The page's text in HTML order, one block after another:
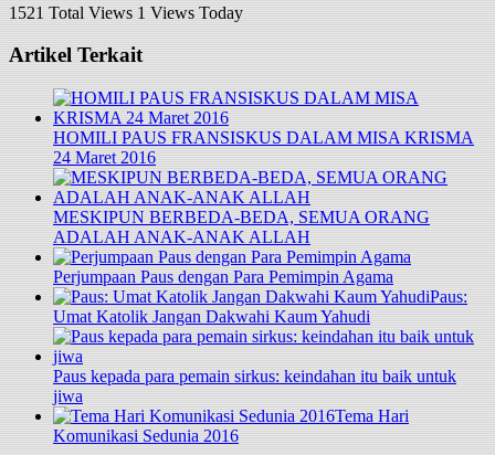
1521 Total Views 1 Views Today
Artikel Terkait
HOMILI PAUS FRANSISKUS DALAM MISA KRISMA
24 Maret 2016
MESKIPUN BERBEDA-BEDA, SEMUA ORANG
ADALAH ANAK-ANAK ALLAH
Perjumpaan Paus dengan Para Pemimpin Agama
Paus:
Umat Katolik Jangan Dakwahi Kaum Yahudi
Paus kepada para pemain sirkus: keindahan itu baik untuk
jiwa
Tema Hari
Komunikasi Sedunia 2016